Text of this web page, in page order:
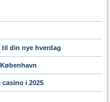
din nye hverdag
i 2025